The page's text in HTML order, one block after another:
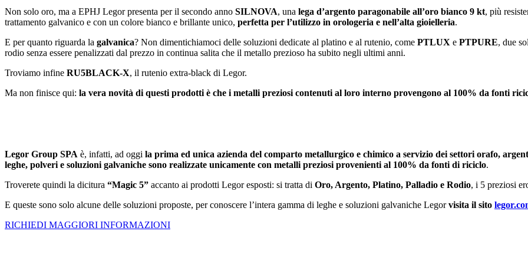
Non solo oro, ma a EPHJ Legor presenta per il secondo anno SILNOVA, una lega d’argento paragonabile all’oro bianco 9 kt, più
trattamento galvanico e con un colore bianco e brillante unico, perfetta per l’utilizzo in orologeria e nell’alta gioielleria.
E per quanto riguarda la galvanica? Non dimentichiamoci delle soluzioni dedicate al platino e al rutenio, come PTLUX e PTPURE, due
rodio senza essere penalizzati dal prezzo in continua salita che il metallo prezioso ha subito negli ultimi anni.
Troviamo infine RU5BLACK-X, il rutenio extra-black di Legor.
Ma non finisce qui: la vera novità di questi prodotti è che i metalli preziosi contenuti al loro interno provengono al 100% da fonti
Legor Group SPA è, infatti, ad oggi la prima ed unica azienda del comparto metallurgico e chimico a servizio dei settori orafo,
leghe, polveri e soluzioni galvaniche sono realizzate unicamente con metalli preziosi provenienti al 100% da fonti di riciclo.
Troverete quindi la dicitura “Magic 5” accanto ai prodotti Legor esposti: si tratta di Oro, Argento, Platino, Palladio e Rodio, i 5 preziosi
E queste sono solo alcune delle soluzioni proposte, per conoscere l’intera gamma di leghe e soluzioni galvaniche Legorvisita il sito
RICHIEDI MAGGIORI INFORMAZIONI